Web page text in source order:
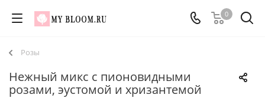
0
Розы
Нежный микс с пионовидными
розами, эустомой и хризантемой